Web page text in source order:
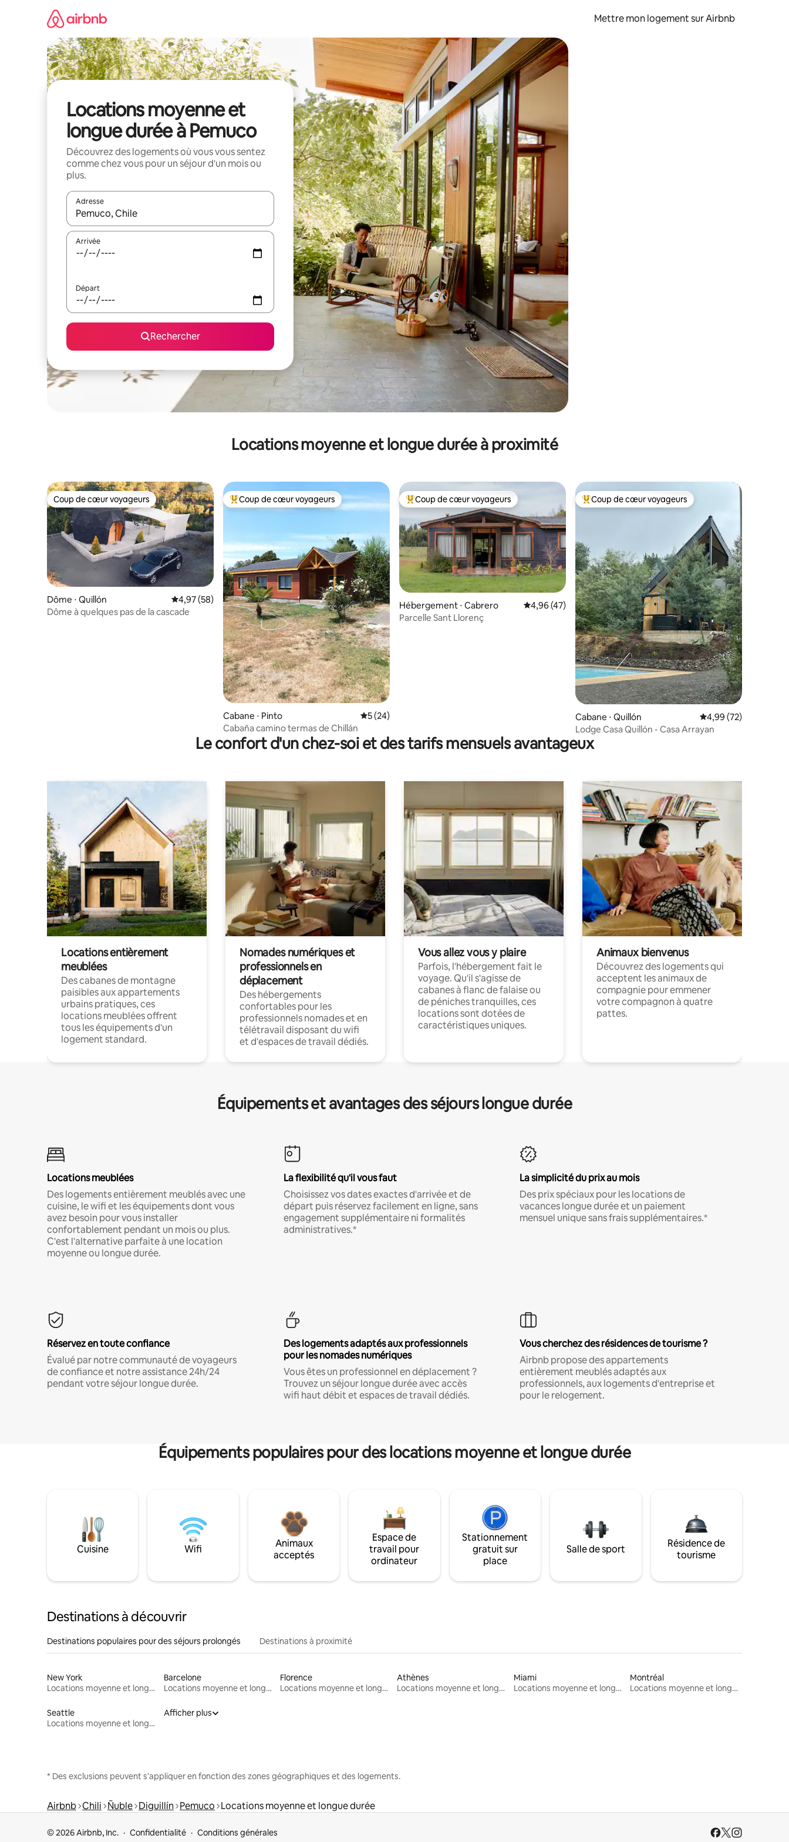
Mettre mon logement sur Airbnb
Locations moyenne et
longue durée à Pemuco
Découvrez des logements où vous vous sentez
comme chez vous pour un séjour d'un mois ou
plus.
Adresse
Lorsque les résultats s'affichent, utilisez les flèches vers le haut et vers le bas pour les parcourir ou en appuyant et en faisant glisser.
Arrivée
Départ
Rechercher
Locations moyenne et longue durée à proximité
Coup de cœur voyageurs
Coup de cœur voyageurs
Dôme ⋅ Quillón Évaluation moyenne sur la base de 58 commentaires : 4,97 sur 5
4,97 (58)
Dôme à quelques pas de la cascade
Coups de cœur voyageurs les plus appréciés
Coup de cœur voyageurs
Cabane ⋅ Pinto Évaluation moyenne sur la base de 24 commentaires : 5 sur 5
5 (24)
Cabaña camino termas de Chillán
Coups de cœur voyageurs les plus appréciés
Coup de cœur voyageurs
Hébergement ⋅ Cabrero Évaluation moyenne sur la base de 47 commentaires : 4,96 sur 5
4,96 (47)
Parcelle Sant Llorenç
Coups de cœur voyageurs les plus appréciés
Coup de cœur voyageurs
Cabane ⋅ Quillón Évaluation moyenne
4,99 (72)
Lodge Casa Quillón - Casa Arrayan
Le confort d'un chez-soi et des tarifs mensuels avantageux
Locations entièrement
meublées
Des cabanes de montagne
paisibles aux appartements
urbains pratiques, ces
locations meublées offrent
tous les équipements d'un
logement standard.
Nomades numériques et
professionnels en
déplacement
Des hébergements
confortables pour les
professionnels nomades et en
télétravail disposant du wifi
et d'espaces de travail dédiés.
Vous allez vous y plaire
Parfois, l'hébergement fait le
voyage. Qu'il s'agisse de
cabanes à flanc de falaise ou
de péniches tranquilles, ces
locations sont dotées de
caractéristiques uniques.
Animaux bienvenus
Découvrez des logements qui
acceptent les animaux de
compagnie pour emmener
votre compagnon à quatre
pattes.
Équipements et avantages des séjours longue durée
Locations meublées
Des logements entièrement meublés avec une
cuisine, le wifi et les équipements dont vous
avez besoin pour vous installer
confortablement pendant un mois ou plus.
C'est l'alternative parfaite à une location
moyenne ou longue durée.
La flexibilité qu'il vous faut
Choisissez vos dates exactes d'arrivée et de
départ puis réservez facilement en ligne, sans
engagement supplémentaire ni formalités
administratives.*
La simplicité du prix au mois
Des prix spéciaux pour les locations de
vacances longue durée et un paiement
mensuel unique sans frais supplémentaires.*
Réservez en toute confiance
Évalué par notre communauté de voyageurs
de confiance et notre assistance 24h/24
pendant votre séjour longue durée.
Des logements adaptés aux professionnels
pour les nomades numériques
Vous êtes un professionnel en déplacement ?
Trouvez un séjour longue durée avec accès
wifi haut débit et espaces de travail dédiés.
Vous cherchez des résidences de tourisme ?
Airbnb propose des appartements
entièrement meublés adaptés aux
professionnels, aux logements d'entreprise et
pour le relogement.
Équipements populaires pour des locations moyenne et longue durée
Cuisine Wifi
Animaux
acceptés
Espace de
travail pour
ordinateur
Stationnement
gratuit sur
place
Salle de sport
Résidence de
tourisme
Destinations à découvrir
Destinations populaires pour des séjours prolongés Destinations à proximité
New York
Locations moyenne et longue durée
Barcelone
Locations moyenne et longue durée
Florence
Locations moyenne et longue durée
Athènes
Locations moyenne et longue durée
Miami
Locations moyenne et longue durée
Montréal
Locations moyenne et longue durée
Seattle
Locations moyenne et longue durée
Afficher plus
* Des exclusions peuvent s'appliquer en fonction des zones géographiques et des logements.
Airbnb Chili Ñuble Diguillín Pemuco Locations moyenne et longue durée
© 2026 Airbnb, Inc. Confidentialité Conditions générales